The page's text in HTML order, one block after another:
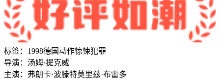
标签： 1998德国动作惊悚犯罪
导演： 汤姆·提克威
主演： 弗朗卡·波滕特莫里兹·布雷多